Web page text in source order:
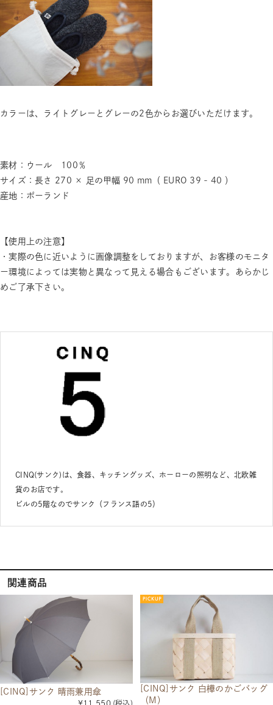
カラーは、ライトグレーとグレーの2色からお選びいただけます。
素材：ウール 100％
サイズ：長さ 270 × 足の甲幅 90 mm（ EURO 39 - 40 ）
産地：ポーランド
【使用上の注意】
・実際の色に近いように画像調整をしておりますが、お客様のモニタ
ー環境によっては実物と異なって見える場合もございます。あらかじ
めご了承下さい。
CINQ(サンク)は、食器、キッチングッズ、ホーローの照明など、北欧雑
貨のお店です。
ビルの5階なのでサンク（フランス語の5）
関連商品
[CINQ]サンク 晴雨兼用傘
(税込)
[CINQ]サンク 白樺のかごバッグ
（M）